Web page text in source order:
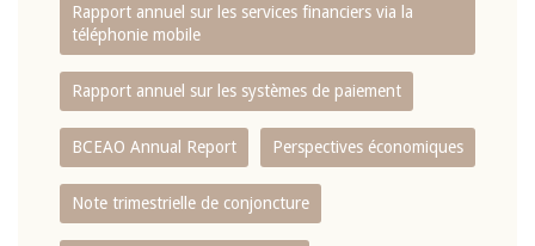
Rapport annuel sur les services financiers via la
téléphonie mobile
Rapport annuel sur les systèmes de paiement
BCEAO Annual Report Perspectives économiques
Note trimestrielle de conjoncture